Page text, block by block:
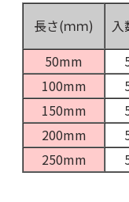
長さ(ｍｍ)
入
50mm
100mm
150mm
200mm
250mm